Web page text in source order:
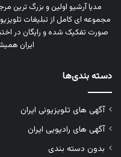
مدیا آرشیو اولین و بزرگ‌ ترین
مجموعه‌ ای کامل از تبلیغات
صورت تفکیک‌ شده و رایگان در
ایران
دسته بندی‌ها
آگهی های تلویزیونی ایران
آگهی های رادیویی ایران
بدون دسته بندی